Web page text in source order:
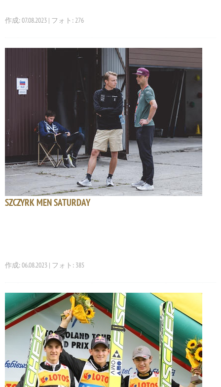
作成: 07.08.2023 | フォト: 276
SZCZYRK MEN SATURDAY
作成: 06.08.2023 | フォト: 385